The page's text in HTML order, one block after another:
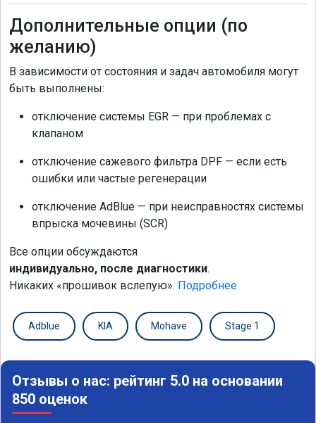
Дополнительные опции (по
желанию)
В зависимости от состояния и задач автомобиля могут
быть выполнены:
отключение системы EGR — при проблемах с
клапаном
отключение сажевого фильтра DPF — если есть
ошибки или частые регенерации
отключение AdBlue — при неисправностях системы
впрыска мочевины (SCR)
Все опции обсуждаются
индивидуально, после диагностики.
Никаких «прошивок вслепую». Подробнее
Adblue KIA Mohave Stage 1
Чип тюнинг
Отзывы о нас: рейтинг 5.0 на основании
850 оценок